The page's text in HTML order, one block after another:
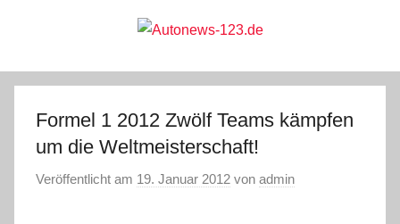
Autonews-
123.de
Formel 1 2012 Zwölf Teams kämpfen
um die Weltmeisterschaft!
Veröffentlicht am 19. Januar 2012 von admin